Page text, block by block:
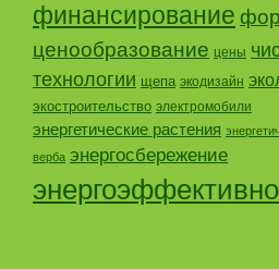
финансирование
ценообразование цены
технологии щепа экодизайн
экостроительство электромобили
энергетические растения
верба энергосбережение